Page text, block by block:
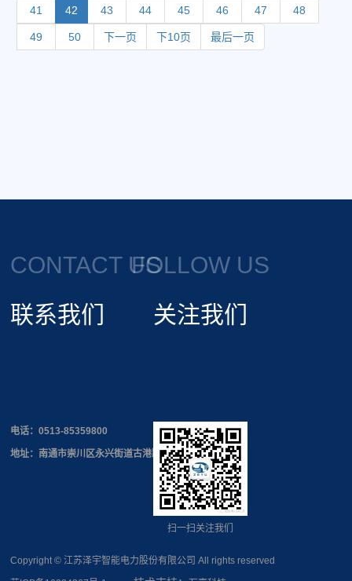
41 42 43 44 45 46 47 48
49 50 下一页 下10页 最后一页
CONTACT US
联系我们
电话：0513-85359800
地址：南通市崇川区永兴街道古港路168号
Copyright © 江苏泽宇智能电力股份有限公司 All rights reserved
FOLLOW US
关注我们
扫一扫关注我们